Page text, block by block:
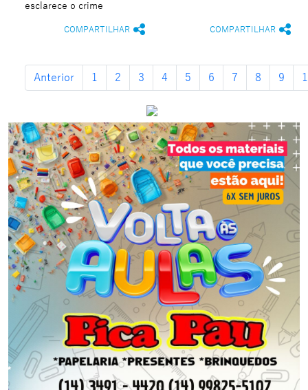
esclarece o crime
COMPARTILHAR COMPARTILHAR
Anterior 1 2 3 4 5 6 7 8 9